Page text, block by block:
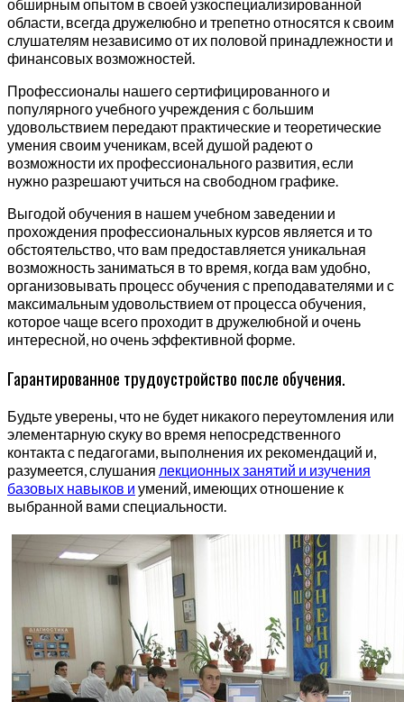
обширным опытом в своей узкоспециализированной
области, всегда дружелюбно и трепетно относятся к своим
слушателям независимо от их половой принадлежности и
финансовых возможностей.
Профессионалы нашего сертифицированного и
популярного учебного учреждения с большим
удовольствием передают практические и теоретические
умения своим ученикам, всей душой радеют о
возможности их профессионального развития, если
нужно разрешают учиться на свободном графике.
Выгодой обучения в нашем учебном заведении и
прохождения профессиональных курсов является и то
обстоятельство, что вам предоставляется уникальная
возможность заниматься в то время, когда вам удобно,
организовывать процесс обучения с преподавателями и с
максимальным удовольствием от процесса обучения,
которое чаще всего проходит в дружелюбной и очень
интересной, но очень эффективной форме.
Гарантированное трудоустройство после обучения.
Будьте уверены, что не будет никакого переутомления или
элементарную скуку во время непосредственного
контакта с педагогами, выполнения их рекомендаций и,
разумеется, слушания лекционных занятий и изучения
базовых навыков и умений, имеющих отношение к
выбранной вами специальности.